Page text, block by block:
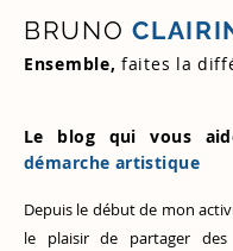
BRUNO
Ensemble, faites la
Le blog qui vous
démarche artistique
Depuis le début de mon
le plaisir de partager